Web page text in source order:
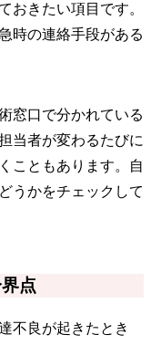
おきたい項目です。
時の連絡手段がある
窓口で分かれている
当者が変わるたびに
こともあります。自
うかをチェックして
点
不良が起きたとき